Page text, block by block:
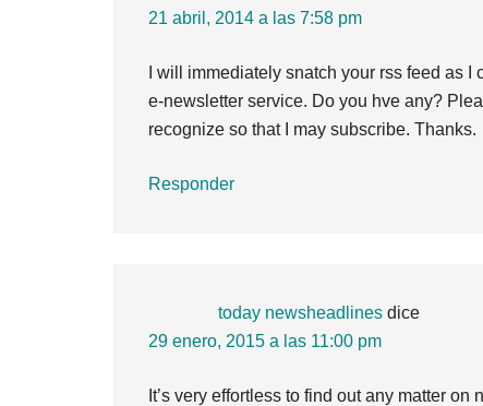
21 abril, 2014 a las 7:58 pm
I will immediately snatch your rss feed as
e-newsletter service. Do you hve any?
recognize so that I may subscribe. Thanks.
Responder
today newsheadlines dice
29 enero, 2015 a las 11:00 pm
It’s very effortless to find out any matter on